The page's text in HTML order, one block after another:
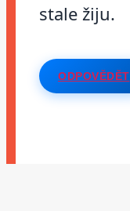
stale žiju.
ODPOVĚDĚT